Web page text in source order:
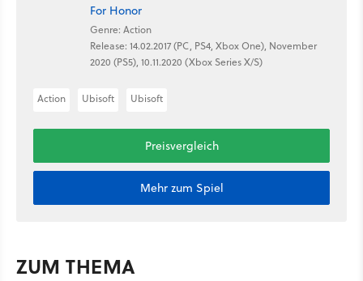
For Honor
Genre: Action
Release: 14.02.2017 (PC, PS4, Xbox One), November
2020 (PS5), 10.11.2020 (Xbox Series X/S)
Action Ubisoft Ubisoft
Preisvergleich
Mehr zum Spiel
ZUM THEMA